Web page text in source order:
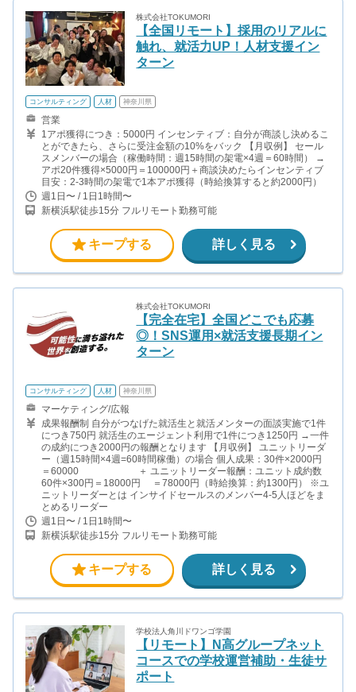
株式会社TOKUMORI
【全国リモート】採用のリアルに
触れ、就活力UP！人材支援イン
ターン
コンサルティング 人材 神奈川県
営業
1アポ獲得につき：5000円 インセンティブ：自分が商談し決めるこ
とができたら、さらに受注金額の10%をバック 【月収例】 セール
スメンバーの場合（稼働時間：週15時間の架電×4週＝60時間） →
アポ20件獲得×5000円＝100000円＋商談決めたらインセンティブ
目安：2-3時間の架電で1本アポ獲得（時給換算すると約2000円）
週1日〜 / 1日1時間〜
新横浜駅徒歩15分 フルリモート勤務可能
キープする 詳しく見る
株式会社TOKUMORI
【完全在宅】全国どこでも応募
◎！SNS運用×就活支援長期イン
ターン
コンサルティング 人材 神奈川県
マーケティング/広報
成果報酬制 自分がつなげた就活生と就活メンターの面談実施で1件
につき750円 就活生のエージェント利用で1件につき1250円 →一件
の成約につき2000円の報酬となります 【月収例】 ユニットリーダ
ー（週15時間×4週=60時間稼働）の場合 個人成果：30件×2000円
＝60000 ＋ ユニットリーダー報酬：ユニット成約数
60件×300円＝18000円 ＝78000円（時給換算：約1300円） ※ユ
ニットリーダーとは インサイドセールスのメンバー4-5人ほどをま
とめるリーダー
週1日〜 / 1日1時間〜
新横浜駅徒歩15分 フルリモート勤務可能
キープする 詳しく見る
学校法人角川ドワンゴ学園
【リモート】N高グループネット
コースでの学校運営補助・生徒サ
ポート